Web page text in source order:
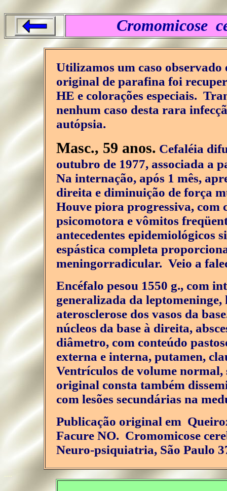
Cromomicose
..
Utilizamos um caso
original de parafina foi
HE e colorações especiais.
nenhum caso desta rara
autópsia.
Masc., 59 anos. Cefaléia
outubro de 1977, associada a
Na internação, após 1 mês,
direita e diminuição de força
Houve piora progressiva, com
psicomotora e vômitos
antecedentes epidemiológicos
espástica completa
meningorradicular. Veio a
Encéfalo pesou 1550 g., com
generalizada da
aterosclerose dos vasos da
núcleos da base à direita,
diâmetro, com conteúdo
externa e interna, putamen,
Ventrículos de volume
original consta também
com lesões secundárias na
Publicação original em
Facure NO. Cromomicose
Neuro-psiquiatria, São Paulo